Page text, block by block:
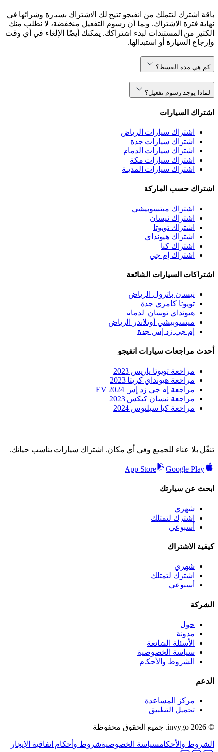
باقة اشترك لتتملك من انفيجو تتيح لك الاشتراك بسيارة وشرائها في
نهاية فترة الاشتراك. وبما أن رسوم التفعيل منخفضة، لا نطلب منك
الكثير من المستندات لبدء اشتراكك. يمكنك أيضًا الإلغاء في أي وقت
وإرجاع السيارة أو استبدالها.
كم هي مدة القسط؟
لماذا يوجد رسوم تفعيل؟
اشتراك السيارات
اشتراك سيارات الرياض
اشتراك سيارات جدة
اشتراك سيارات الدمام
اشتراك سيارات مكة
اشتراك سيارات المدينة
اشتراك حسب الماركة
اشتراك ميتسوبيشي
اشتراك نيسان
اشتراك تويوتا
اشتراك هيونداي
اشتراك كيا
اشتراك إم جي
اشتراكات السيارات الشائعة
نيسان باترول الرياض
تويوتا كامري جدة
هيونداي توسان الدمام
ميتسوبيشي أوتلاندر الرياض
إم جي زد إس جدة
أحدث مراجعات سيارات انفيجو
مراجعة تويوتا ياريس 2023
مراجعة هيونداي كريتا 2023
مراجعة إم جي زد إس EV 2024
مراجعة نيسان كيكس 2023
مراجعة كيا سيلتوس 2024
تنقّل بلا عناء للجميع وفي أي مكان. اشتراك سيارات يناسب حياتك.
App Store Google Play
ابحث عن سيارتك
شهري
اشترك لتمتلك
أسبوعي
كيفية الاشتراك
شهري
اشترك لتمتلك
أسبوعي
الشركة
حول
مدونة
الأسئلة الشائعة
سياسة الخصوصية
الشروط والأحكام
الدعم
مركز المساعدة
تحميل التطبيق
© 2026 invygo. جميع الحقوق محفوظة
الشروط والأحكامسياسة الخصوصيةشروط وأحكام اتفاقية الإيجار